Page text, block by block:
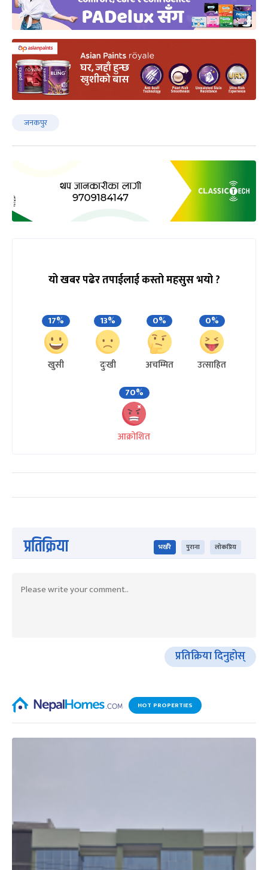
जनकपुर
यो खबर पढेर तपाईलाई कस्तो महसुस भयो ?
17%
खुसी
13%
दुःखी
0%
अचम्मित
0%
उत्साहित
70%
आक्रोशित
प्रतिक्रिया भर्खरै पुराना लोकप्रिय
प्रतिक्रिया दिनुहोस्
HOT PROPERTIES